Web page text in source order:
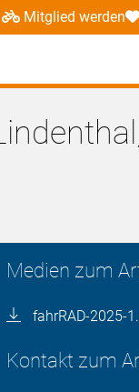
Mitglied werden
Medien zum
fahrRAD-2025-
Kontakt zum